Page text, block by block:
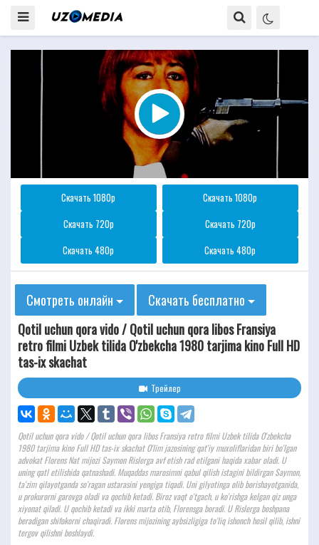
Скачать 1080p
Скачать 1080p
Скачать 720p
Скачать 720p
Скачать 480p
Скачать 480p
Смотреть онлайн
Скачать бесплатно
Qotil uchun qora vido / Qotil uchun qora libos Fransiya
retro filmi Uzbek tilida O'zbekcha 1980 tarjima kino Full HD
tas-ix skachat
Трейлер
Qotil uchun qora vido / Qotil uchun qora libos Fransiya retro filmi Uzbek tilida O'zbekcha
1980 tarjima kino Full HD tas-ix skachat O'lim jazosining qat'iy muxoliflaridan biri bo'lgan
advokat Florens Nat mijozi Saymon Rislerga avf etish rad etilgani haqida xabar oladi. U
uning qatl etilishida qatnashadi. Muqaddas marosimni qabul qilish istagini bildirgan Saymon,
ta'zim qilayotganda so'ragan ustarasini yengiga tiqadi. Uni gilyotinga olib borishayotganida,
u prokurorni garovga oladi va qochib ketadi. Biroz vaqt o'tgach, u ko'rishga kelgan qiz unga
xiyonat qiladi. U qochib ketadi va ikki marta otib, Florensga boradi. U Rislerga boshpana
beradigan shifokorni chaqiradi. Florens mijozining aybsizligiga to'liq ishonch hosil qilib, ishni
tergov qilishni boshlaydi.